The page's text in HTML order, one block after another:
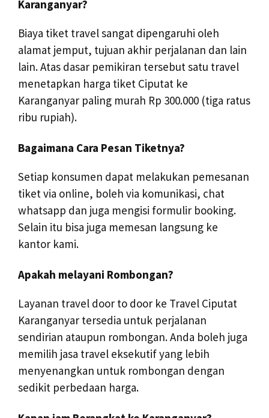
Karanganyar?
Biaya tiket travel sangat dipengaruhi oleh
alamat jemput, tujuan akhir perjalanan dan lain
lain. Atas dasar pemikiran tersebut satu travel
menetapkan harga tiket Ciputat ke
Karanganyar paling murah Rp 300.000 (tiga ratus
ribu rupiah).
Bagaimana Cara Pesan Tiketnya?
Setiap konsumen dapat melakukan pemesanan
tiket via online, boleh via komunikasi, chat
whatsapp dan juga mengisi formulir booking.
Selain itu bisa juga memesan langsung ke
kantor kami.
Apakah melayani Rombongan?
Layanan travel door to door ke Travel Ciputat
Karanganyar tersedia untuk perjalanan
sendirian ataupun rombongan. Anda boleh juga
memilih jasa travel eksekutif yang lebih
menyenangkan untuk rombongan dengan
sedikit perbedaan harga.